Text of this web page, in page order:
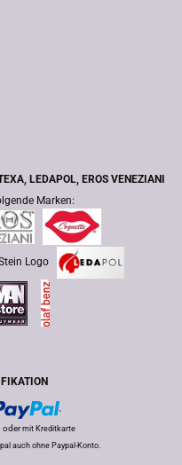
LEDAPOL, EROS VENEZIANI
Marken:
,
odermit Kreditkarte
auch ohne Paypal-Konto.